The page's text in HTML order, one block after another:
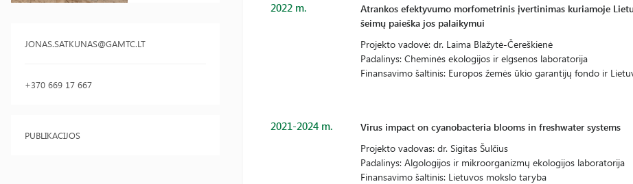
JONAS.SATKUNAS@GAMTC.LT
+370 669 17 667
PUBLIKACIJOS
2022 m.
Atrankos efektyvumo morfometrinis įvertinimas kuriamoje
šeimų paieška jos palaikymui
Projekto vadovė: dr. Laima Blažytė-Čereškienė
Padalinys: Cheminės ekologijos ir elgsenos laboratorija
Finansavimo šaltinis: Europos žemės ūkio garantijų fondo ir
2021-2024 m.
Virus impact on cyanobacteria blooms in freshwater systems
Projekto vadovas: dr. Sigitas Šulčius
Padalinys: Algologijos ir mikroorganizmų ekologijos laboratorija
Finansavimo šaltinis: Lietuvos mokslo taryba